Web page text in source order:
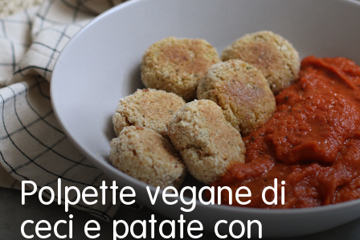
Polpette vegane di
ceci e patate con